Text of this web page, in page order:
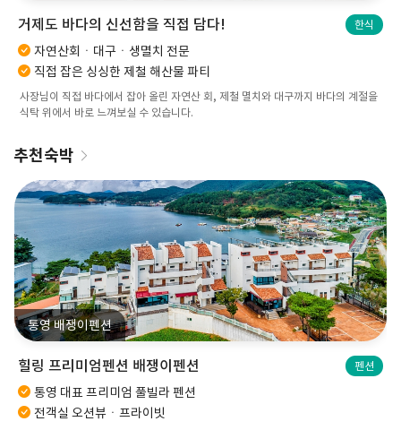
거제도 바다의 신선함을 직접 담다! 한식
자연산회ㆍ대구ㆍ생멸치 전문
직접 잡은 싱싱한 제철 해산물 파티
사장님이 직접 바다에서 잡아 올린 자연산 회, 제철 멸치와 대구까지 바다의 계절을
식탁 위에서 바로 느껴보실 수 있습니다.
추천숙박
통영 배쟁이펜션
힐링 프리미엄펜션 배쟁이펜션 펜션
통영 대표 프리미엄 풀빌라 펜션
전객실 오션뷰ㆍ프라이빗